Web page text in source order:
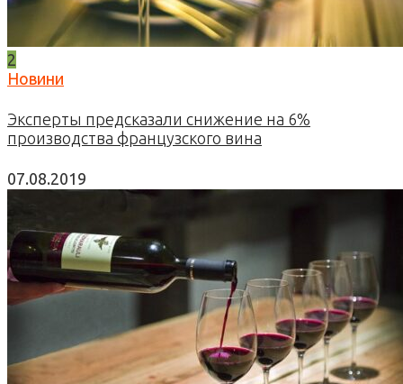
2
Новини
Эксперты предсказали снижение на 6%
производства французского вина
07.08.2019